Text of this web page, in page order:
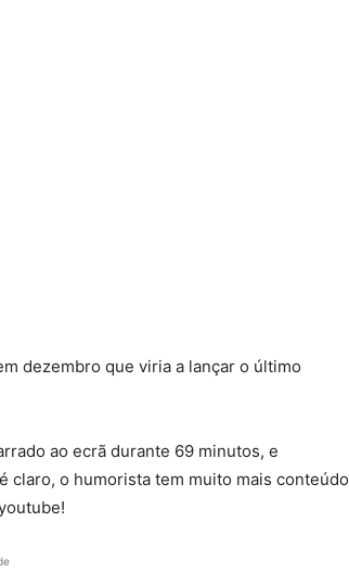
dezembro que viria a lançar o último
ao ecrã durante 69 minutos, e
claro, o humorista tem muito mais conteúdo